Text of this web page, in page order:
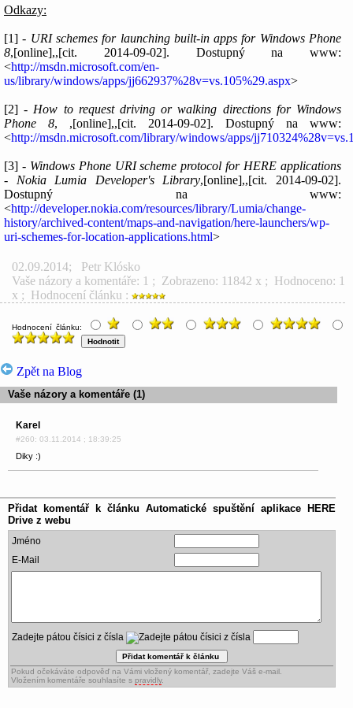
Odkazy:
[1] - URI schemes for launching built-in apps for Windows Phone
8,[online],,[cit. 2014-09-02]. Dostupný na www:
<http://msdn.microsoft.com/en-
us/library/windows/apps/jj662937%28v=vs.105%29.aspx>
[2] - How to request driving or walking directions for Windows
Phone 8, ,[online],,[cit. 2014-09-02]. Dostupný na www:
<http://msdn.microsoft.com/library/windows/apps/
[3] - Windows Phone URI scheme protocol for HERE applications
- Nokia Lumia Developer's Library,[online],,[cit. 2014-09-02].
Dostupný na www:
<http://developer.nokia.com/resources/library/Lumia/change-
history/archived-content/maps-and-navigation/here-launchers/wp-
uri-schemes-for-location-applications.html>
02.09.2014; Petr Klósko
Vaše názory a komentáře: 1 ; Zobrazeno: 11842 x ; Hodnoceno: 1
x ; Hodnocení článku :
Hodnocení článku:
Zpět na Blog
Vaše názory a komentáře (1)
Karel
#260: 03.11.2014 ; 18:39:25
Diky :)
Přidat komentář k článkuAutomatické spuštění aplikace HERE
Drive z webu
Jméno
E-Mail
Zadejte pátou čísici z čísla
Pokud očekáváte odpověď na Vámi vložený komentář, zadejte Váš e-mail.
Vložením komentáře souhlasíte s pravidly.